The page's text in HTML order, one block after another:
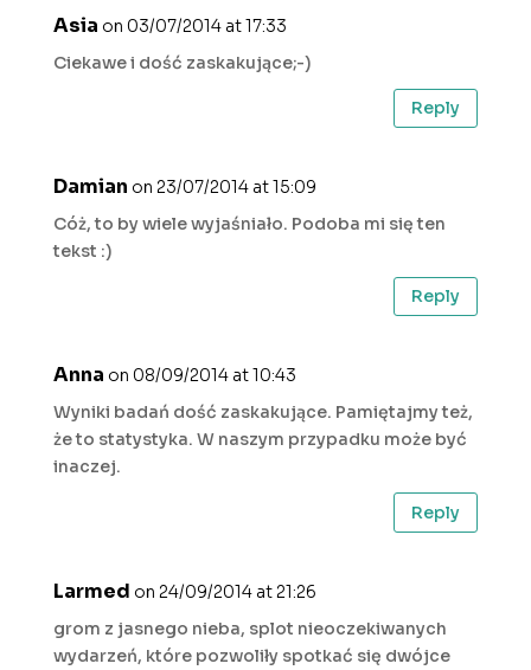
Asia on 03/07/2014 at 17:33
Ciekawe i dość zaskakujące;-)
Reply
Damian on 23/07/2014 at 15:09
Cóż, to by wiele wyjaśniało. Podoba mi się ten
tekst :)
Reply
Anna on 08/09/2014 at 10:43
Wyniki badań dość zaskakujące. Pamiętajmy też,
że to statystyka. W naszym przypadku może być
inaczej.
Reply
Larmed on 24/09/2014 at 21:26
grom z jasnego nieba, splot nieoczekiwanych
wydarzeń, które pozwoliły spotkać się dwójce